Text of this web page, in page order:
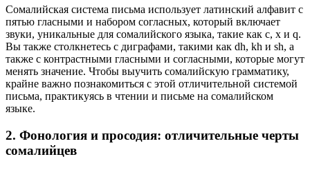
Сомалийская система письма использует латинский алфавит с
пятью гласными и набором согласных, который включает
звуки, уникальные для сомалийского языка, такие как c, x и q.
Вы также столкнетесь с диграфами, такими как dh, kh и sh, а
также с контрастными гласными и согласными, которые могут
менять значение. Чтобы выучить сомалийскую грамматику,
крайне важно познакомиться с этой отличительной системой
письма, практикуясь в чтении и письме на сомалийском
языке.
2. Фонология и просодия: отличительные черты
сомалийцев